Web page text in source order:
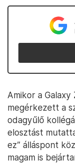
Amikor a
megérkezett a
odagyűlő
elosztást
ez” álláspont
magam is